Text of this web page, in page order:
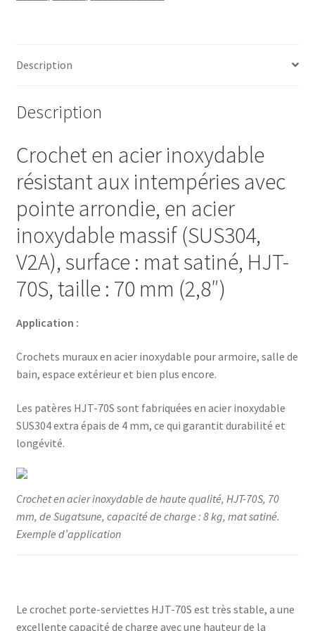
HJT-
muraux
acier
inoxydable
pour
porte-
manteau,
salle
de
bain,
extérieur
bien
encore,
par
Description
Description
Crochet en acier inoxydable
résistant aux intempéries avec
pointe arrondie, en acier
inoxydable massif (SUS304,
V2A), surface : mat satiné, HJT-
70S, taille : 70 mm (2,8″)
Application :
Crochets muraux en acier inoxydable pour armoire, salle de
bain, espace extérieur et bien plus encore.
Les patères HJT-70S sont fabriquées en acier inoxydable
SUS304 extra épais de 4 mm, ce qui garantit durabilité et
longévité.
Crochet en acier inoxydable de haute qualité, HJT-70S, 70
mm, de Sugatsune, capacité de charge : 8 kg, mat satiné.
Exemple d’application
Le crochet porte-serviettes HJT-70S est très stable, a une
excellente capacité de charge avec une hauteur de la